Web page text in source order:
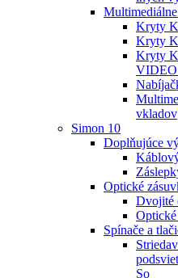
Kryty
Kryty
Kryty
VIDEO
vkladov
Simon 10
Doplňujúce
Optické
Dvojité
Spínače a
So